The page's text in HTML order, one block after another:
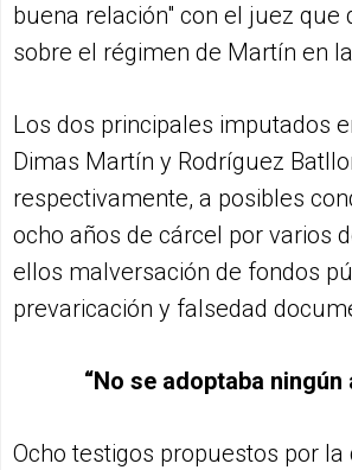
buena relación" con el juez que
sobre el régimen de Martín en
Los dos principales imputados
Dimas Martín y Rodríguez
respectivamente, a posibles
ocho años de cárcel por varios
ellos malversación de fondos
prevaricación y falsedad
“No se adoptaba ningún
Ocho testigos propuestos por la